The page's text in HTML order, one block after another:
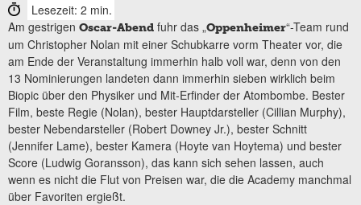
Lesezeit: 2 min.
Am gestrigen Oscar-Abend fuhr das „Oppenheimer“-Team rund
um Christopher Nolan mit einer Schubkarre vorm Theater vor, die
am Ende der Veranstaltung immerhin halb voll war, denn von den
13 Nominierungen landeten dann immerhin sieben wirklich beim
Biopic über den Physiker und Mit-Erfinder der Atombombe. Bester
Film, beste Regie (Nolan), bester Hauptdarsteller (Cillian Murphy),
bester Nebendarsteller (Robert Downey Jr.), bester Schnitt
(Jennifer Lame), bester Kamera (Hoyte van Hoytema) und bester
Score (Ludwig Goransson), das kann sich sehen lassen, auch
wenn es nicht die Flut von Preisen war, die die Academy manchmal
über Favoriten ergießt.